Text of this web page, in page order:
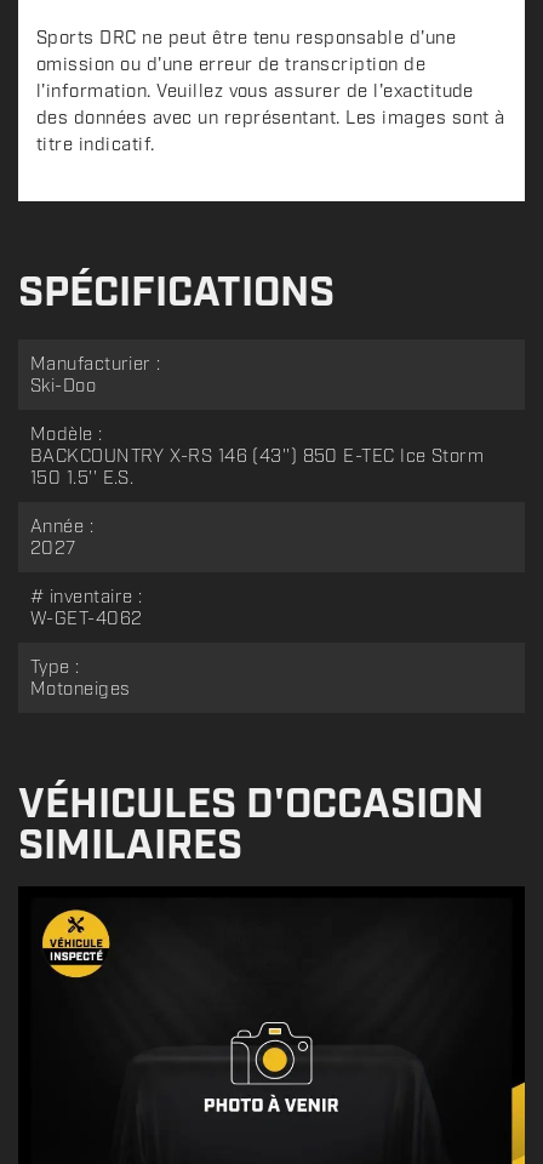
Sports DRC ne peut être tenu responsable d'une
omission ou d'une erreur de transcription de
l'information. Veuillez vous assurer de l'exactitude
des données avec un représentant. Les images sont à
titre indicatif.
SPÉCIFICATIONS
Manufacturier :
Ski-Doo
Modèle :
BACKCOUNTRY X-RS 146 (43'') 850 E-TEC Ice Storm
150 1.5'' E.S.
Année :
2027
# inventaire :
W-GET-4062
Type :
Motoneiges
VÉHICULES D'OCCASION
SIMILAIRES